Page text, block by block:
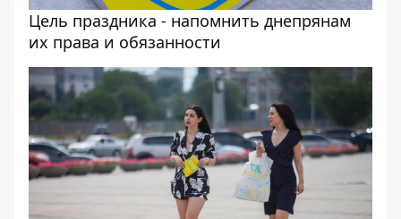
Цель праздника - напомнить днепрянам
их права и обязанности